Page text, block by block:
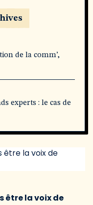
de la comm’,
experts : le cas de
être la voix de